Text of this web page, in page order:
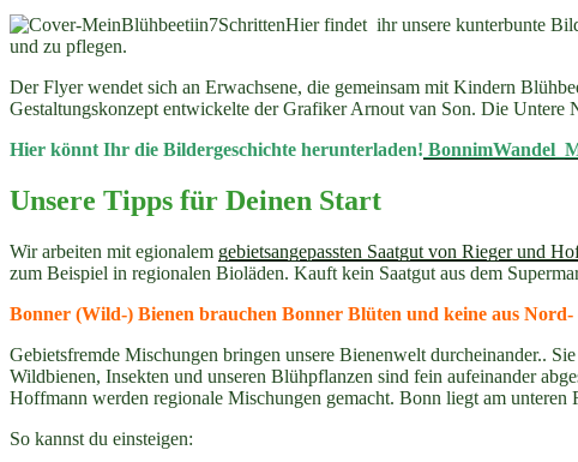
Hier findet ihr unsere kunterbunte
und zu pflegen.
Der Flyer wendet sich an Erwachsene, die gemeinsam mit Kindern
Gestaltungskonzept entwickelte der Grafiker Arnout van Son. Die
Hier könnt Ihr die Bildergeschichte herunterladen!
Unsere Tipps für Deinen Start
Wir arbeiten mit egionalem gebietsangepassten Saatgut von Rieger und
zum Beispiel in regionalen Bioläden. Kauft kein Saatgut aus dem
Bonner (Wild-) Bienen brauchen Bonner Blüten und keine aus Nord-
Gebietsfremde Mischungen bringen unsere Bienenwelt durcheinander..
Wildbienen, Insekten und unseren Blühpflanzen sind fein aufeinander
Hoffmann werden regionale Mischungen gemacht. Bonn liegt am unteren
So kannst du einsteigen: